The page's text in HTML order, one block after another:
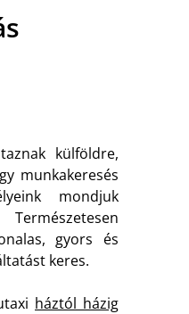
külföldre,
munkakeresés
mondjuk
gyors és
keres.
háztól házig